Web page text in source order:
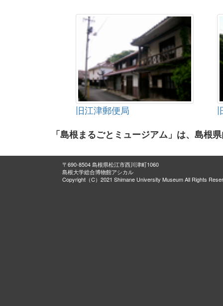
旧江津郵便局
「島根まるごとミュージアム」は、島根
〒690-8504 島根県松江市西川津町1060
島根大学総合博物館アシカル
Copyright（C）2021 Shimane University Museum All Rights